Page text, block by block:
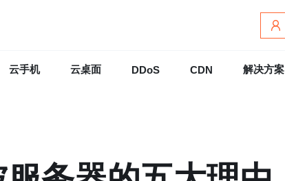
云手机 云桌面 DDoS CDN 解决方案